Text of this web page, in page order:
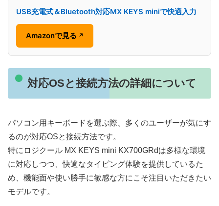
USB充電式＆Bluetooth対応MX KEYS miniで快適入力
Amazonで見る ↗
対応OSと接続方法の詳細について
パソコン用キーボードを選ぶ際、多くのユーザーが気にす
るのが対応OSと接続方法です。
特にロジクール MX KEYS mini KX700GRdは多様な環境
に対応しつつ、快適なタイピング体験を提供しているた
め、機能面や使い勝手に敏感な方にこそ注目いただきたい
モデルです。